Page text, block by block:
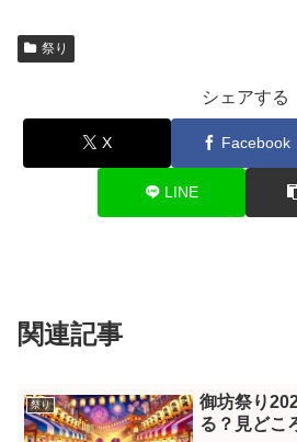
祭り
シェアする
X Facebook
LINE
関連記事
祭り
御坊祭り
る？見どこ